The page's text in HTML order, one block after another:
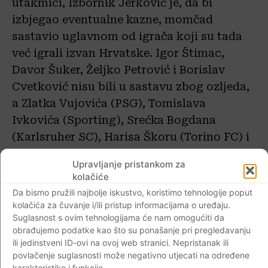
Upravljanje pristankom za
kolačiće
Da bismo pružili najbolje iskustvo, koristimo tehnologije poput
kolačića za čuvanje i/ili pristup informacijama o uređaju.
Suglasnost s ovim tehnologijama će nam omogućiti da
obrađujemo podatke kao što su ponašanje pri pregledavanju
ili jedinstveni ID-ovi na ovoj web stranici. Nepristanak ili
povlačenje suglasnosti može negativno utjecati na određene
izbjegao eventualne kazne, momčad
sastavio uglavnom od igrača koji su tada
već igrali izvan Hrvatske. Igor Štimac,
Davor Šuker, Željko Petrović i Borislav
Cvetković nisu bili u sastavu zbog ozljeda,
a Zlatka Vujovića (PSG), Tomislava
Ivkovića (Sporting), Srećka Bogdana
(Karlsruher SC), Harisa Škoru (Torino FC) i
Davora Jozića (AC Cesena) unatoč
njihovim osobnim željama za
sudjelovanjem njihovi klubovi nisu pustili
na utakmicu jer nisu imali tu obvezu, s
obzirom se utakmica nije igrala u terminu
predviđenom za nastupe A reprezentacija.